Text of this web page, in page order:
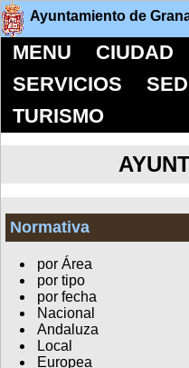
Ayuntamiento de
MENU CIUDAD
SERVICIOS
TURISMO
Normativa
por Área
por tipo
por fecha
Nacional
Andaluza
Local
Europea